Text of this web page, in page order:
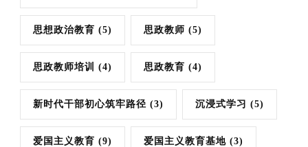
思想政治教育 (5) 思政教师 (5)
思政教师培训 (4) 思政教育 (4)
新时代干部初心筑牢路径 (3) 沉浸式学习 (5)
爱国主义教育 (9) 爱国主义教育基地 (3)